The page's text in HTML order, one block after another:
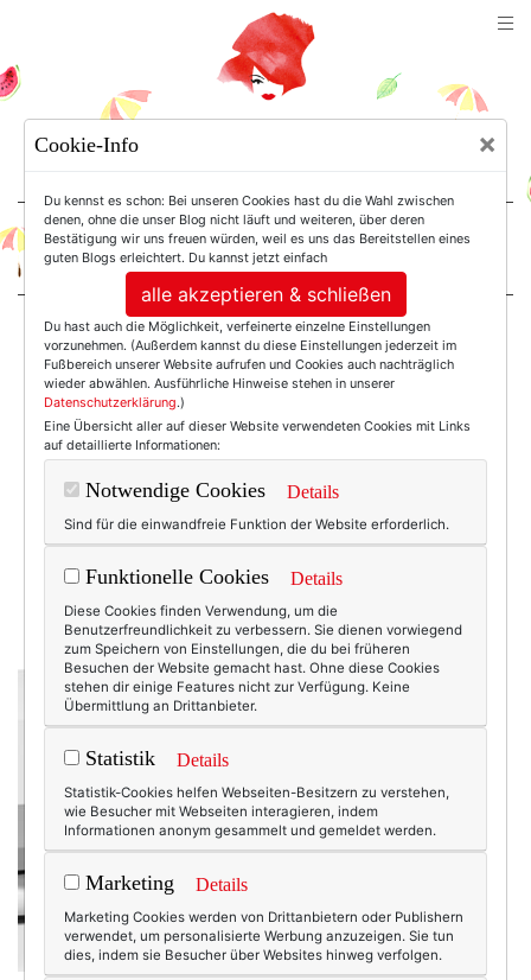
For Women. Not Girls.
Einträge mit dem
Tag:
Sommerkollektion
2010
Cookie-Info ×
Du kennst es schon: Bei unseren Cookies hast du die Wahl zwischen
denen, ohne die unser Blog nicht läuft und weiteren, über deren
Bestätigung wir uns freuen würden, weil es uns das Bereitstellen eines
guten Blogs erleichtert. Du kannst jetzt einfach
alle akzeptieren & schließen
Du hast auch die Möglichkeit, verfeinerte einzelne Einstellungen
vorzunehmen. (Außerdem kannst du diese Einstellungen jederzeit im
Fußbereich unserer Website aufrufen und Cookies auch nachträglich
wieder abwählen. Ausführliche Hinweise stehen in unserer
Datenschutzerklärung.)
Eine Übersicht aller auf dieser Website verwendeten Cookies mit Links
auf detaillierte Informationen:
Notwendige Cookies Details
Sind für die einwandfreie Funktion der Website erforderlich.
Funktionelle Cookies Details
Diese Cookies finden Verwendung, um die
Benutzerfreundlichkeit zu verbessern. Sie dienen vorwiegend
zum Speichern von Einstellungen, die du bei früheren
Besuchen der Website gemacht hast. Ohne diese Cookies
stehen dir einige Features nicht zur Verfügung. Keine
Übermittlung an Drittanbieter.
Statistik Details
Statistik-Cookies helfen Webseiten-Besitzern zu verstehen,
wie Besucher mit Webseiten interagieren, indem
Informationen anonym gesammelt und gemeldet werden.
Marketing Details
Marketing Cookies werden von Drittanbietern oder Publishern
verwendet, um personalisierte Werbung anzuzeigen. Sie tun
dies, indem sie Besucher über Websites hinweg verfolgen.